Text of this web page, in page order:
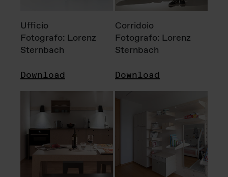
Ufficio
Fotografo: Lorenz
Sternbach
Download
Corridoio
Fotografo: Lorenz
Sternbach
Download